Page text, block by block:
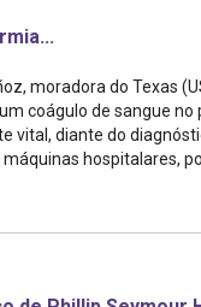
moradora do Texas
coágulo de sangue
vital, diante do
hospitalares,